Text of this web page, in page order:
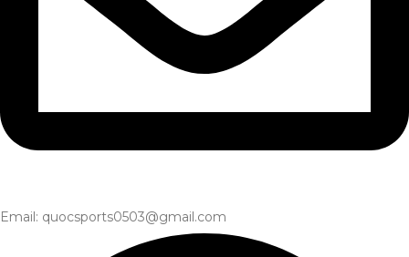
Email: quocsports0503@gmail.com